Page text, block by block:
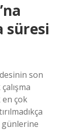
süresi
son
en çok
günlerine